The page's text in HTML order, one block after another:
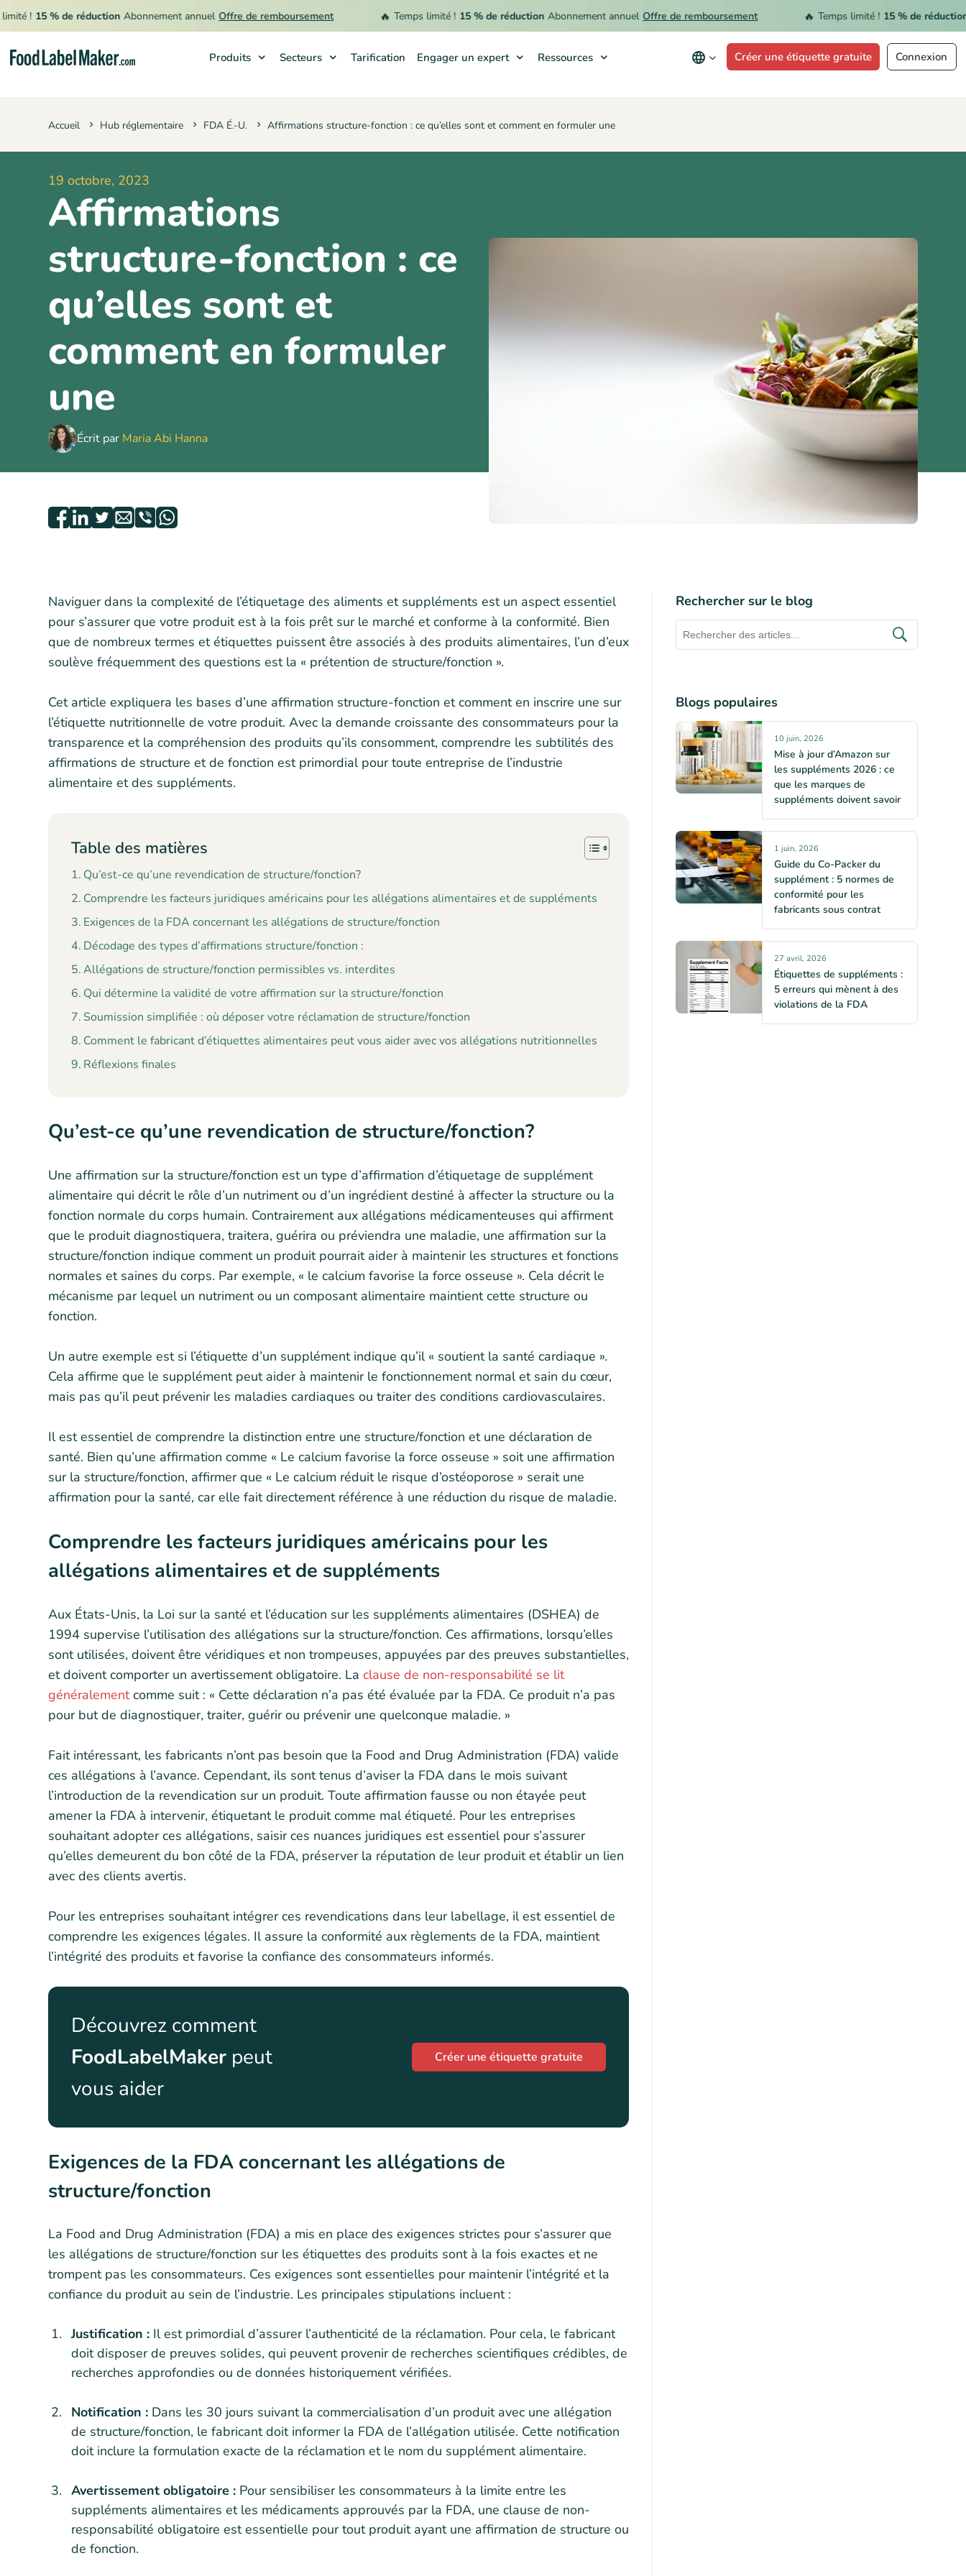
! 15 % de réduction Abonnement annuel Offre de remboursement Temps limité ! 15 % de réduction Abonnement annuel Offre de remboursement Temps limité ! 15 % de réduction
Produits Secteurs Tarification Engager un expert Ressources Créer une étiquette gratuite Connexion
Accueil Hub réglementaire FDA É.-U. Affirmations structure-fonction : ce qu’elles sont et comment en formuler une
19 octobre, 2023
Affirmations
structure-fonction : ce
qu’elles sont et
comment en formuler
une
Écrit par Maria Abi Hanna
Naviguer dans la complexité de l’étiquetage des aliments et suppléments est un aspect essentiel
pour s’assurer que votre produit est à la fois prêt sur le marché et conforme à la conformité. Bien
que de nombreux termes et étiquettes puissent être associés à des produits alimentaires, l’un d’eux
soulève fréquemment des questions est la « prétention de structure/fonction ».
Cet article expliquera les bases d’une affirmation structure-fonction et comment en inscrire une sur
l’étiquette nutritionnelle de votre produit. Avec la demande croissante des consommateurs pour la
transparence et la compréhension des produits qu’ils consomment, comprendre les subtilités des
affirmations de structure et de fonction est primordial pour toute entreprise de l’industrie
alimentaire et des suppléments.
Table des matières
Qu’est-ce qu’une revendication de structure/fonction?
Comprendre les facteurs juridiques américains pour les allégations alimentaires et de suppléments
Exigences de la FDA concernant les allégations de structure/fonction
Décodage des types d’affirmations structure/fonction :
Allégations de structure/fonction permissibles vs. interdites
Qui détermine la validité de votre affirmation sur la structure/fonction
Soumission simplifiée : où déposer votre réclamation de structure/fonction
Comment le fabricant d’étiquettes alimentaires peut vous aider avec vos allégations nutritionnelles
Réflexions finales
Qu’est-ce qu’une revendication de structure/fonction?
Une affirmation sur la structure/fonction est un type d’affirmation d’étiquetage de supplément
alimentaire qui décrit le rôle d’un nutriment ou d’un ingrédient destiné à affecter la structure ou la
fonction normale du corps humain. Contrairement aux allégations médicamenteuses qui affirment
que le produit diagnostiquera, traitera, guérira ou préviendra une maladie, une affirmation sur la
structure/fonction indique comment un produit pourrait aider à maintenir les structures et fonctions
normales et saines du corps. Par exemple, « le calcium favorise la force osseuse ». Cela décrit le
mécanisme par lequel un nutriment ou un composant alimentaire maintient cette structure ou
fonction.
Un autre exemple est si l’étiquette d’un supplément indique qu’il « soutient la santé cardiaque ».
Cela affirme que le supplément peut aider à maintenir le fonctionnement normal et sain du cœur,
mais pas qu’il peut prévenir les maladies cardiaques ou traiter des conditions cardiovasculaires.
Il est essentiel de comprendre la distinction entre une structure/fonction et une déclaration de
santé. Bien qu’une affirmation comme « Le calcium favorise la force osseuse » soit une affirmation
sur la structure/fonction, affirmer que « Le calcium réduit le risque d’ostéoporose » serait une
affirmation pour la santé, car elle fait directement référence à une réduction du risque de maladie.
Comprendre les facteurs juridiques américains pour les
allégations alimentaires et de suppléments
Aux États-Unis, la Loi sur la santé et l’éducation sur les suppléments alimentaires (DSHEA) de
1994 supervise l’utilisation des allégations sur la structure/fonction. Ces affirmations, lorsqu’elles
sont utilisées, doivent être véridiques et non trompeuses, appuyées par des preuves substantielles,
et doivent comporter un avertissement obligatoire. La clause de non-responsabilité se lit
généralementcomme suit : « Cette déclaration n’a pas été évaluée par la FDA. Ce produit n’a pas
pour but de diagnostiquer, traiter, guérir ou prévenir une quelconque maladie. »
Fait intéressant, les fabricants n’ont pas besoin que la Food and Drug Administration (FDA) valide
ces allégations à l’avance. Cependant, ils sont tenus d’aviser la FDA dans le mois suivant
l’introduction de la revendication sur un produit. Toute affirmation fausse ou non étayée peut
amener la FDA à intervenir, étiquetant le produit comme mal étiqueté. Pour les entreprises
souhaitant adopter ces allégations, saisir ces nuances juridiques est essentiel pour s’assurer
qu’elles demeurent du bon côté de la FDA, préserver la réputation de leur produit et établir un lien
avec des clients avertis.
Pour les entreprises souhaitant intégrer ces revendications dans leur labellage, il est essentiel de
comprendre les exigences légales. Il assure la conformité aux règlements de la FDA, maintient
l’intégrité des produits et favorise la confiance des consommateurs informés.
Découvrez comment
FoodLabelMaker peut
vous aider
Créer une étiquette gratuite
Exigences de la FDA concernant les allégations de
structure/fonction
La Food and Drug Administration (FDA) a mis en place des exigences strictes pour s’assurer que
les allégations de structure/fonction sur les étiquettes des produits sont à la fois exactes et ne
trompent pas les consommateurs. Ces exigences sont essentielles pour maintenir l’intégrité et la
confiance du produit au sein de l’industrie. Les principales stipulations incluent :
Justification : Il est primordial d’assurer l’authenticité de la réclamation. Pour cela, le fabricant
doit disposer de preuves solides, qui peuvent provenir de recherches scientifiques crédibles, de
recherches approfondies ou de données historiquement vérifiées.
Notification : Dans les 30 jours suivant la commercialisation d’un produit avec une allégation
de structure/fonction, le fabricant doit informer la FDA de l’allégation utilisée. Cette notification
doit inclure la formulation exacte de la réclamation et le nom du supplément alimentaire.
Avertissement obligatoire : Pour sensibiliser les consommateurs à la limite entre les
suppléments alimentaires et les médicaments approuvés par la FDA, une clause de non-
responsabilité obligatoire est essentielle pour tout produit ayant une affirmation de structure ou
de fonction.
Rechercher sur le blog
Blogs populaires
10 juin, 2026
Mise à jour d’Amazon sur
les suppléments 2026 : ce
que les marques de
suppléments doivent savoir
1 juin, 2026
Guide du Co-Packer du
supplément : 5 normes de
conformité pour les
fabricants sous contrat
27 avril, 2026
Étiquettes de suppléments :
5 erreurs qui mènent à des
violations de la FDA
Secteurs
Engager un expert
Ressources